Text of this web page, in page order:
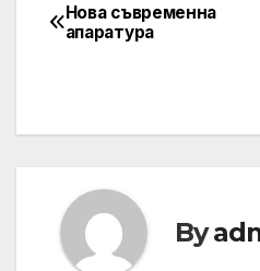
Post
Нова съвременна
апаратура
By